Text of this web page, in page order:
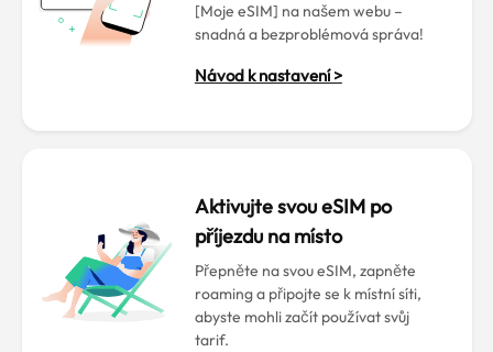
[Moje eSIM] na našem webu –
snadná a bezproblémová správa!
Návod k nastavení >
Aktivujte svou eSIM po
příjezdu na místo
Přepněte na svou eSIM, zapněte
roaming a připojte se k místní síti,
abyste mohli začít používat svůj
tarif.